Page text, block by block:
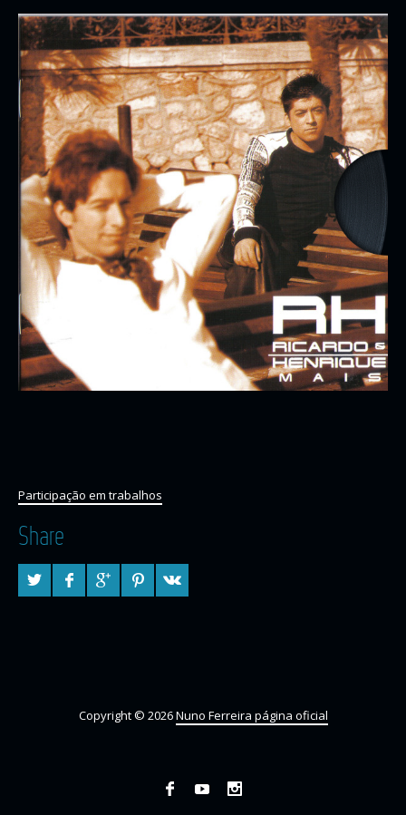
Participação em trabalhos
Share
Copyright © 2026Nuno Ferreira página oficial